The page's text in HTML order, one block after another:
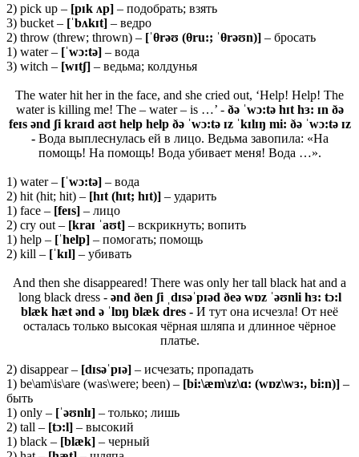
2) pick up – [pɪk ʌp] – подобрать; взять
3) bucket – [ˈbʌkɪt] – ведро
2) throw (threw; thrown) – [ˈθrəʊ (θru:; ˈθrəʊn)] – бросать
1) water – [ˈwɔ:tə] – вода
3) witch – [wɪtʃ] – ведьма; колдунья
The water hit her in the face, and she cried out, ‘Help! Help! The
water is killing me! The – water – is …’ - ðə ˈwɔ:tə hɪt hɜ: ɪn ðə
feɪs ənd ʃi kraɪd aʊt help help ðə ˈwɔ:tə ɪz ˈkɪlɪŋ mi: ðə ˈwɔ:tə ɪz
- Вода выплеснулась ей в лицо. Ведьма завопила: «На
помощь! На помощь! Вода убивает меня! Вода …».
1) water – [ˈwɔ:tə] – вода
2) hit (hit; hit) – [hɪt (hɪt; hɪt)] – ударить
1) face – [feɪs] – лицо
2) cry out – [kraɪ ˈaʊt] – вскрикнуть; вопить
1) help – [ˈhelp] – помогать; помощь
2) kill – [ˈkɪl] – убивать
And then she disappeared! There was only her tall black hat and a
long black dress - ənd ðen ʃi ˌdɪsəˈpɪəd ðeə wɒz ˈəʊnli hɜ: tɔ:l
blæk hæt ənd ə ˈlɒŋ blæk dres - И тут она исчезла! От неё
осталась только высокая чёрная шляпа и длинное чёрное
платье.
2) disappear – [dɪsəˈpɪə] – исчезать; пропадать
1) be\am\is\are (was\were; been) – [bi:\æm\ɪz\ɑ: (wɒz\wɜ:, bi:n)] –
быть
1) only – [ˈəʊnlɪ] – только; лишь
2) tall – [tɔ:l] – высокий
1) black – [blæk] – черный